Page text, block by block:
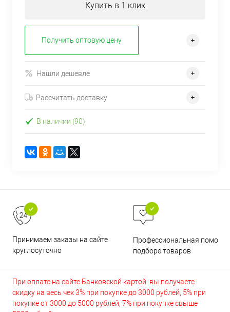
Купить в 1 клик
Получить оптовую цену
Нашли дешевле
Рассчитать доставку
В наличии (90)
Принимаем заказы на сайте
круглосуточно
Профессиональная помощь
подборе товаров
При оплате на сайте Банковской картой вы получаете
скидку на весь чек 3% при покупке до 3000 рублей, 5% при
покупке от 3000 до 5000 рублей, 7% при покупке свыше